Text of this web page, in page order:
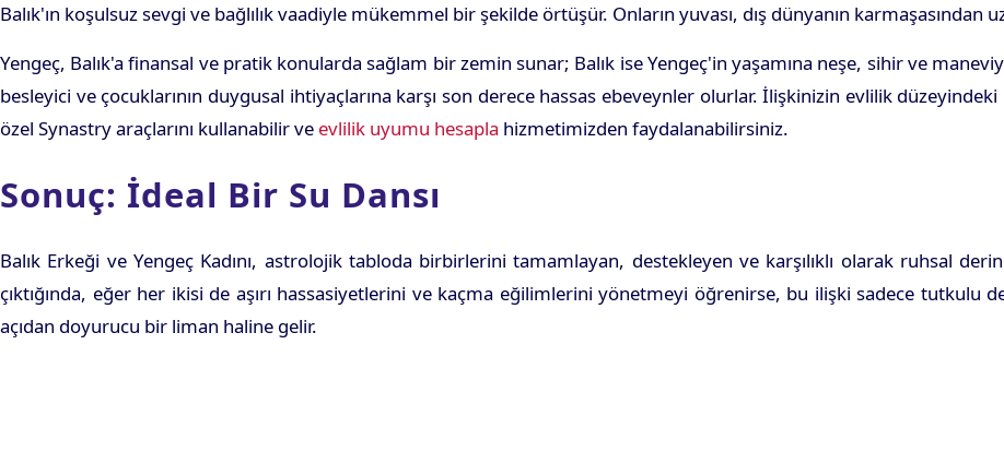
Balık'ın koşulsuz sevgi ve bağlılık vaadiyle mükemmel bir şekilde örtüşür. Onların yuvası, dış dünyanın karmaşasından
Yengeç, Balık'a finansal ve pratik konularda sağlam bir zemin sunar; Balık ise Yengeç'in yaşamına neşe, sihir ve
besleyici ve çocuklarının duygusal ihtiyaçlarına karşı son derece hassas ebeveynler olurlar. İlişkinizin evlilik
özel Synastry araçlarını kullanabilir ve evlilik uyumu hesapla hizmetimizden faydalanabilirsiniz.
Sonuç: İdeal Bir Su Dansı
Balık Erkeği ve Yengeç Kadını, astrolojik tabloda birbirlerini tamamlayan, destekleyen ve karşılıklı olarak ruhsal
çıktığında, eğer her ikisi de aşırı hassasiyetlerini ve kaçma eğilimlerini yönetmeyi öğrenirse, bu ilişki sadece tutkulu
açıdan doyurucu bir liman haline gelir.